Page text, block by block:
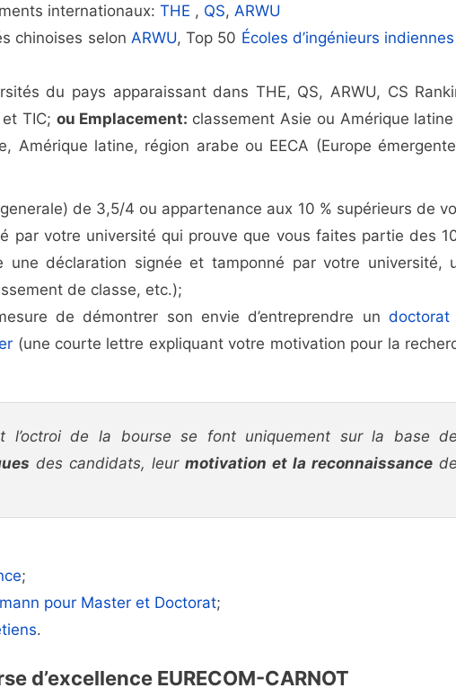
internationaux: THE , QS, ARWU
chinoises selon ARWU, Top 50 Écoles d’ingénieurs indiennes
du pays apparaissant dans THE, QS, ARWU, CS
TIC; ou Emplacement: classement Asie ou Amérique
Amérique latine, région arabe ou EECA (Europe
de 3,5/4 ou appartenance aux 10 % supérieurs de
par votre université qui prouve que vous faites partie des
une déclaration signée et tamponné par votre université,
de classe, etc.);
de démontrer son envie d’entreprendre un doctorat
(une courte lettre expliquant votre motivation pour la
l’octroi de la bourse se font uniquement sur la base
des candidats, leurmotivation et la reconnaissance
;
pour Master et Doctorat;
.
d’excellence EURECOM-CARNOT